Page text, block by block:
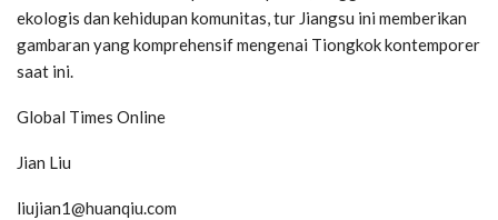
ekologis dan kehidupan komunitas, tur Jiangsu ini memberikan
gambaran yang komprehensif mengenai Tiongkok kontemporer
saat ini.
Global Times Online
Jian Liu
liujian1@huanqiu.com